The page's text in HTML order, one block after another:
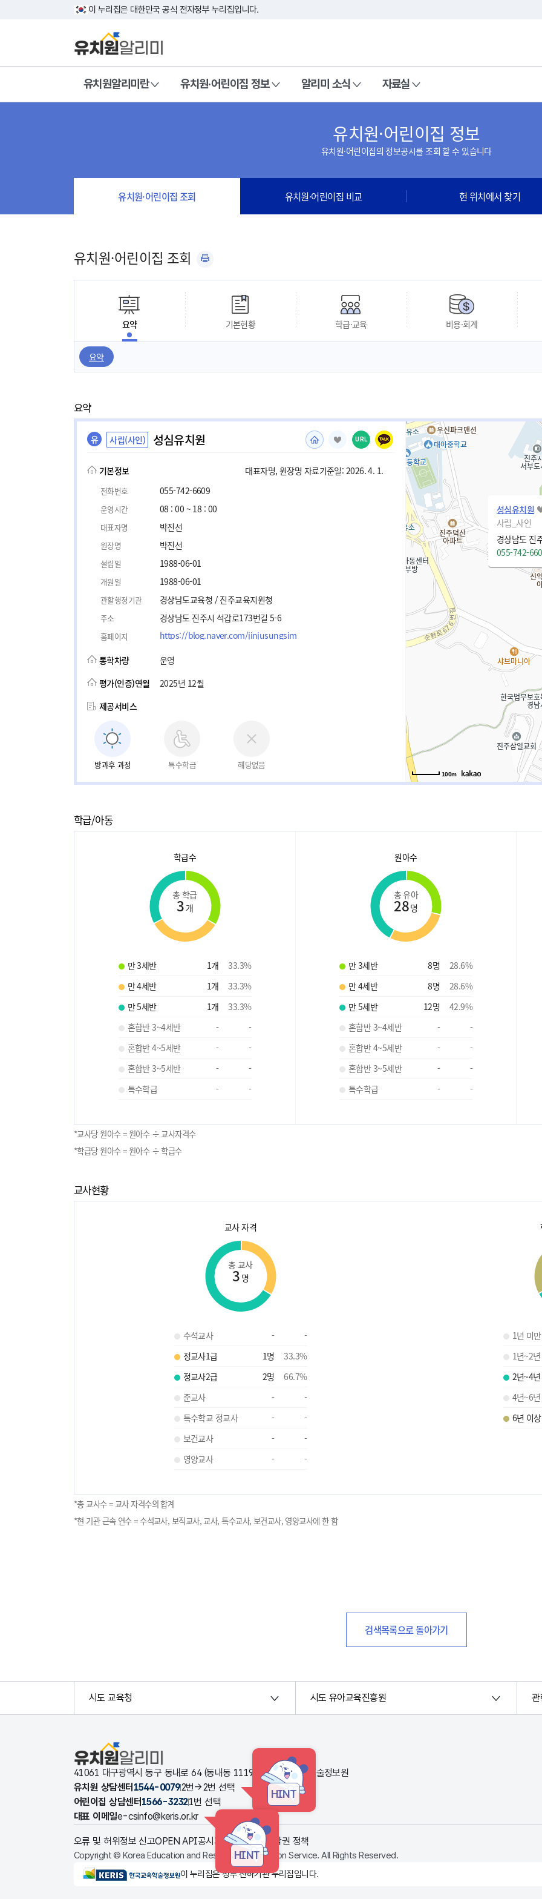
이 누리집은 대한민국 공식 전자정부 누리집입니다.
유치원알리미란 유치원·어린이집 정보 알리미 소식 자료실
유치원·어린이집 정보
유치원·어린이집의 정보공시를 조회 할 수 있습니다
유치원·어린이집 조회 유치원·어린이집 비교 현 위치에서 찾기
유치원·어린이집 조회
요약 기본현황 학급·교육 비용·회계
요약
요약
유 사립(사인) 성심유치원 URL
기본정보 대표자명, 원장명 자료기준일: 2026. 4. 1.
전화번호 055-742-6609
운영시간 08 : 00 ~ 18 : 00
대표자명 박진선
원장명 박진선
설립일 1988-06-01
개원일 1988-06-01
관할행정기관 경상남도교육청 / 진주교육지원청
주소 경상남도 진주시 석갑로173번길 5-6
홈페이지 https://blog.naver.com/jinjusungsim
통학차량
운영
평가(인증)연월
2025년 12월
제공서비스
방과후 과정 특수학급 해당없음
성심유치원
사립_사인
경상남도 진
055-742-
100m
학급/아동
학급수
총 학급
3 개
만 3세반 1개 33.3%
만 4세반
1개 33.3%
만 5세반
1개 33.3%
혼합반 3~4세반
-
-
혼합반 4~5세반
-
-
혼합반 3~5세반
-
-
특수학급
- -
원아수
총 유아
28명
만 3세반 8명 28.6%
만 4세반
8명 28.6%
만 5세반
12명 42.9%
혼합반 3~4세반
-
-
혼합반 4~5세반
-
-
혼합반 3~5세반
-
-
특수학급
- -
*교사당 원아수 = 원아수 ÷ 교사자격수
*학급당 원아수 = 원아수 ÷ 학급수
교사현황
교사 자격
총 교사
3 명
수석교사 -
-
정교사1급
1명 33.3%
정교사2급
2명 66.7%
준교사
-
-
특수학교 정교사
-
-
보건교사
-
-
영양교사
- -
1년 미만
1년~2
2년~4
4년~6
6년 이상
*총 교사수 = 교사 자격수의 합계
*현 기관 근속 연수 = 수석교사, 보직교사, 교사, 특수교사, 보건교사, 영양교사에 한 함
검색목록으로 돌아가기
시도 교육청 시도 유아교육진흥원
유치원알리미
41061 대구광역시 동구 동내로 64 (동내동 1119번지) 한국교육학술정보원
유치원 상담센터 1544-00792번→2번 선택
HINT
어린이집 상담센터 1566-32321번 선택
대표 이메일e-csinfo@keris.or.kr
HINT
오류 및 허위정보 신고OPEN API공시자료 다운로드저작권 정책
Copyright © Korea Education and Research Information Service. All Rights Reserved.
KERIS한국교육학술정보원이 누리집은 정부 산하기관 누리집입니다.